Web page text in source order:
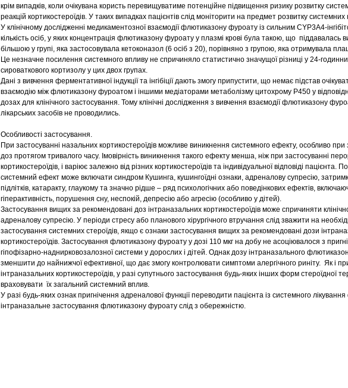
крім випадків, коли очікувана користь перевищуватиме потенційне підвищення ризику розвитку
реакцій кортикостероїдів. У таких випадках пацієнтів слід моніторити на предмет розвитку
У клінічному дослідженні медикаментозної взаємодії флютиказону фуроату із сильним CYP3A4-
кількість осіб, у яких концентрація флютиказону фуроату у плазмі крові була такою, що піддавалась
більшою у групі, яка застосовувала кетоконазол (6 осіб з 20), порівняно з групою, яка отримувала
Це незначне посилення системного впливу не спричиняло статистично значущої різниці у 24-
сироваткового кортизолу у цих двох групах.
Дані з вивчення ферментативної індукції та інгібіції дають змогу припустити, що немає підстав
взаємодію між флютиказону фуроатом і іншими медіаторами метаболізму цитохрому Р450 у
дозах для клінічного застосування. Тому клінічні дослідження з вивчення взаємодії флютиказону
лікарських засобів не проводились.
Особливості застосування.
При застосуванні назальних кортикостероїдів можливе виникнення системного ефекту, особливо при
доз протягом тривалого часу. Імовірність виникнення такого ефекту менша, ніж при застосуванні
кортикостероїдів, і варіює залежно від різних кортикостероїдів та індивідуальної відповіді пацієнта.
системний ефект може включати синдром Кушинга, кушингоїдні ознаки, адреналову супресію,
підлітків, катаракту, глаукому та значно рідше – ряд психологічних або поведінкових ефектів,
гіперактивність, порушення сну, неспокій, депресію або агресію (особливо у дітей).
Застосування вищих за рекомендовані доз інтраназальних кортикостероїдів може спричиняти
адреналову супресію. У періоди стресу або планового хірургічного втручання слід зважити на
застосування системних стероїдів, якщо є ознаки застосування вищих за рекомендовані дози
кортикостероїдів. Застосування флютиказону фуроату у дозі 110 мкг на добу не асоціювалося з
гіпофізарно-наднирковозалозної системи у дорослих і дітей. Однак дозу інтраназального
зменшити до найнижчої ефективної, що дає змогу контролювати симптоми алергічного риніту. Як і
інтраназальних кортикостероїдів, у разі супутнього застосування будь-яких інших форм стероїдної
враховувати їх загальний системний вплив.
У разі будь-яких ознак пригнічення адреналової функції переводити пацієнта із системного
інтраназальне застосування флютиказону фуроату слід з обережністю.